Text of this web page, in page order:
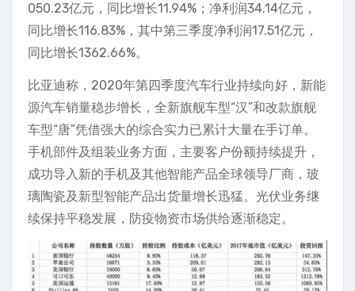
050.23亿元，同比增长11.94%；净利润34.14亿元，
同比增长116.83%，其中第三季度净利润17.51亿元，
同比增长1362.66%。
比亚迪称，2020年第四季度汽车行业持续向好，新能
源汽车销量稳步增长，全新旗舰车型“汉”和改款旗舰
车型“唐”凭借强大的综合实力已累计大量在手订单。
手机部件及组装业务方面，主要客户份额持续提升，
成功导入新的手机及其他智能产品全球领导厂商，玻
璃陶瓷及新型智能产品出货量增长迅猛。光伏业务继
续保持平稳发展，防疫物资市场供给逐渐稳定。